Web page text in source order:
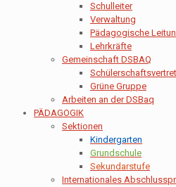
Schulleiter
Verwaltung
Pädagogische
Lehrkräfte
Gemeinschaft DSBAQ
Grüne Gruppe
Arbeiten an der DSBaq
PÄDAGOGIK
Sektionen
Kindergarten
Grundschule
Sekundarstufe
Internationales